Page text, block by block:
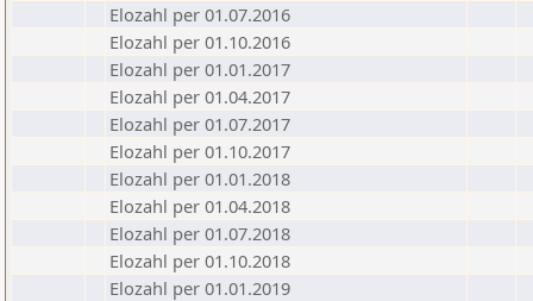
Elozahl per 01.07.2016
Elozahl per 01.10.2016
Elozahl per 01.01.2017
Elozahl per 01.04.2017
Elozahl per 01.07.2017
Elozahl per 01.10.2017
Elozahl per 01.01.2018
Elozahl per 01.04.2018
Elozahl per 01.07.2018
Elozahl per 01.10.2018
Elozahl per 01.01.2019